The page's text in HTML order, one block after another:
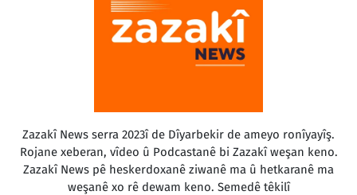
Zazakî News serra 2023î de Dîyarbekir de ameyo ronîyayîş.
Rojane xeberan, vîdeo û Podcastanê bi Zazakî weşan keno.
Zazakî News pê heskerdoxanê ziwanê ma û hetkaranê ma
weşanê xo rê dewam keno. Semedê têkilî